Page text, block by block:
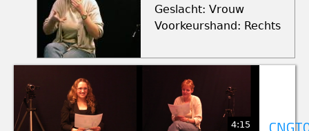
Geslacht: Vrouw
Voorkeurshand: Rechts
4:15